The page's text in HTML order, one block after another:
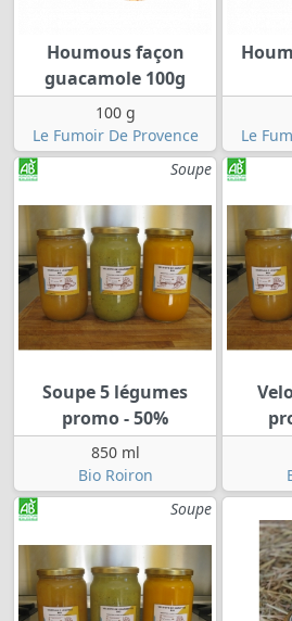
Houmous façon
guacamole 100g
100 g
Le Fumoir De Provence
Le
Soupe
Soupe 5 légumes
promo - 50%
850 ml
Bio Roiron
Soupe